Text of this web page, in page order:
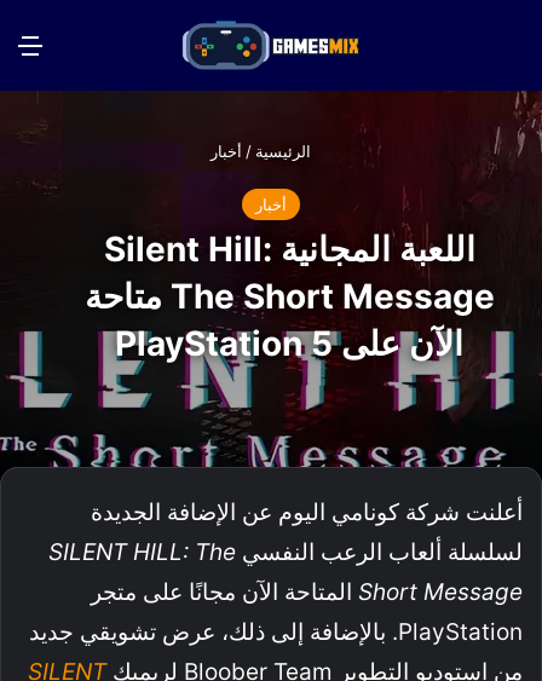
الرئيسية / أخبار
أخبار
اللعبة المجانية Silent Hill:
The Short Message متاحة
الآن على PlayStation 5
أعلنت شركة كونامي اليوم عن الإضافة الجديدة
لسلسلة ألعاب الرعب النفسي SILENT HILL: The
Short Message المتاحة الآن مجانًا على متجر
PlayStation. بالإضافة إلى ذلك، عرض تشويقي جديد
من استوديو التطوير Bloober Team لريميك
SILENT